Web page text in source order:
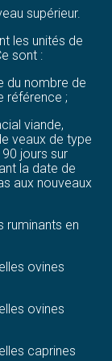
supérieur.
les unités de
sont :
du nombre de
référence ;
viande,
veaux de type
jours sur
la date de
aux nouveaux
ruminants en
ovines
ovines
caprines